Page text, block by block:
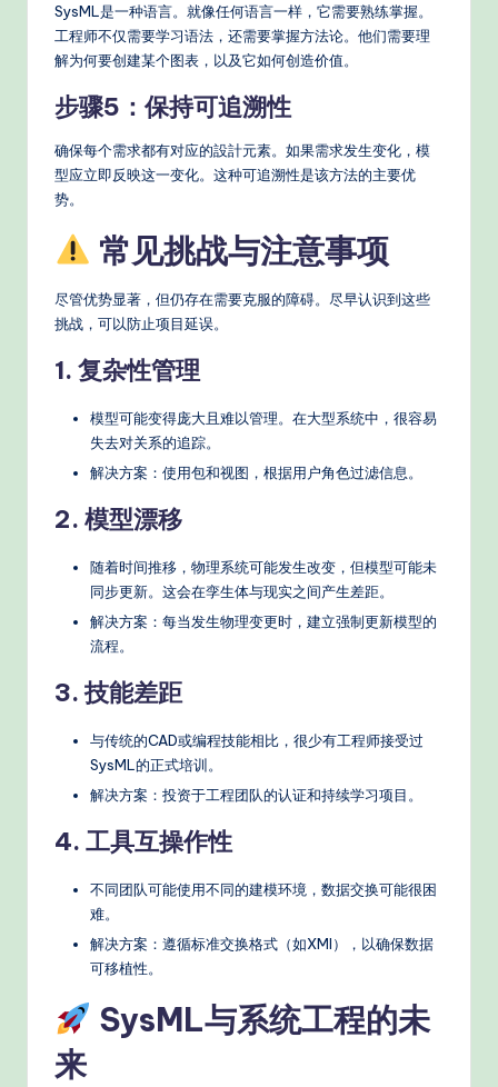
SysML是一种语言。就像任何语言一样，它需要熟练掌握。
工程师不仅需要学习语法，还需要掌握方法论。他们需要理
解为何要创建某个图表，以及它如何创造价值。
步骤5：保持可追溯性
确保每个需求都有对应的設計元素。如果需求发生变化，模
型应立即反映这一变化。这种可追溯性是该方法的主要优
势。
常见挑战与注意事项
尽管优势显著，但仍存在需要克服的障碍。尽早认识到这些
挑战，可以防止项目延误。
1. 复杂性管理
模型可能变得庞大且难以管理。在大型系统中，很容易
失去对关系的追踪。
解决方案：使用包和视图，根据用户角色过滤信息。
2. 模型漂移
随着时间推移，物理系统可能发生改变，但模型可能未
同步更新。这会在孪生体与现实之间产生差距。
解决方案：每当发生物理变更时，建立强制更新模型的
流程。
3. 技能差距
与传统的CAD或编程技能相比，很少有工程师接受过
SysML的正式培训。
解决方案：投资于工程团队的认证和持续学习项目。
4. 工具互操作性
不同团队可能使用不同的建模环境，数据交换可能很困
难。
解决方案：遵循标准交换格式（如XMI），以确保数据
可移植性。
SysML与系统工程的未
来